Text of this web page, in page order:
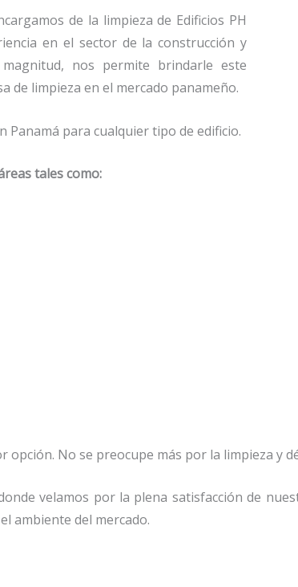
de la limpieza de Edificios PH
en el sector de la construcción y
nos permite brindarle este
de limpieza en el mercado panameño.
Panamá para cualquier tipo de edificio.
tales como:
opción. No se preocupe más por la limpieza y
velamos por la plena satisfacción de
ambiente del mercado.